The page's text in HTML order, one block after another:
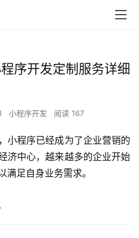
序开发定制服务详细
小程序开发 阅读 167
小程序已经成为了企业营销的
济中心，越来越多的企业开始
满足自身业务需求。